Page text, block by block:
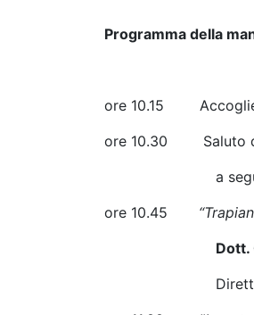
Programma della
ore 10.15
ore 10.30 Saluto di
a seguire
ore 10.45
Dott.
Direttore del